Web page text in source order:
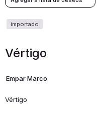
Vértigo
Empar Marco
Vértigo